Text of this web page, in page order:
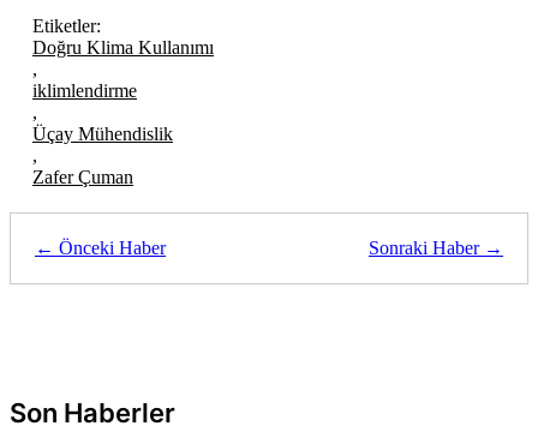
Etiketler:
Doğru Klima Kullanımı
,
iklimlendirme
,
Üçay Mühendislik
,
Zafer Çuman
← Önceki Haber Sonraki Haber →
Son Haberler